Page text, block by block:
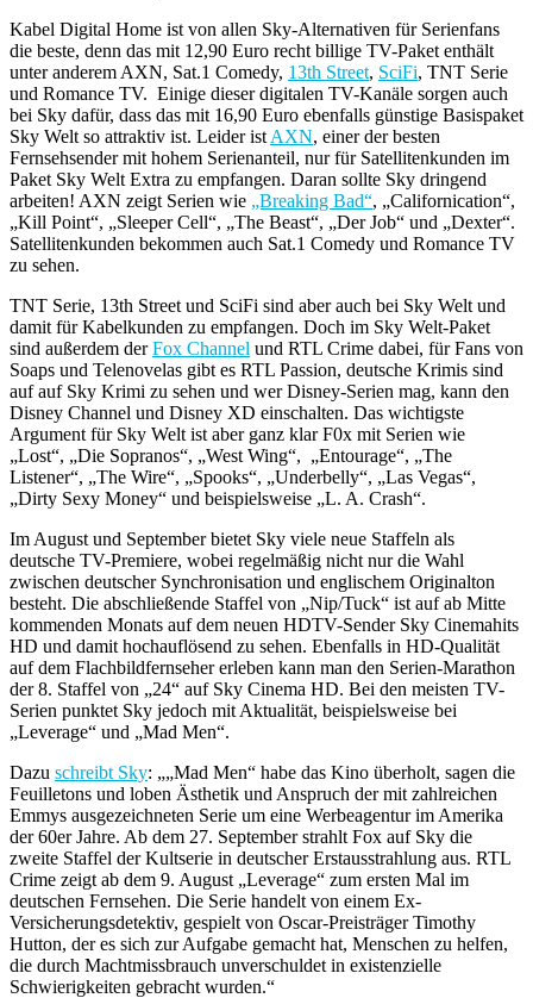
Kabel Digital Home ist von allen Sky-Alternativen für Serienfans
die beste, denn das mit 12,90 Euro recht billige TV-Paket enthält
unter anderem AXN, Sat.1 Comedy, 13th Street, SciFi, TNT Serie
und Romance TV. Einige dieser digitalen TV-Kanäle sorgen auch
bei Sky dafür, dass das mit 16,90 Euro ebenfalls günstige Basispaket
Sky Welt so attraktiv ist. Leider ist AXN, einer der besten
Fernsehsender mit hohem Serienanteil, nur für Satellitenkunden im
Paket Sky Welt Extra zu empfangen. Daran sollte Sky dringend
arbeiten! AXN zeigt Serien wie „Breaking Bad“, „Californication“,
„Kill Point“, „Sleeper Cell“, „The Beast“, „Der Job“ und „Dexter“.
Satellitenkunden bekommen auch Sat.1 Comedy und Romance TV
zu sehen.
TNT Serie, 13th Street und SciFi sind aber auch bei Sky Welt und
damit für Kabelkunden zu empfangen. Doch im Sky Welt-Paket
sind außerdem derFox Channel und RTL Crime dabei, für Fans von
Soaps und Telenovelas gibt es RTL Passion, deutsche Krimis sind
auf auf Sky Krimi zu sehen und wer Disney-Serien mag, kann den
Disney Channel und Disney XD einschalten. Das wichtigste
Argument für Sky Welt ist aber ganz klar F0x mit Serien wie
„Lost“, „Die Sopranos“, „West Wing“, „Entourage“, „The
Listener“, „The Wire“, „Spooks“, „Underbelly“, „Las Vegas“,
„Dirty Sexy Money“ und beispielsweise „L. A. Crash“.
Im August und September bietet Sky viele neue Staffeln als
deutsche TV-Premiere, wobei regelmäßig nicht nur die Wahl
zwischen deutscher Synchronisation und englischem Originalton
besteht. Die abschließende Staffel von „Nip/Tuck“ ist auf ab Mitte
kommenden Monats auf dem neuen HDTV-Sender Sky Cinemahits
HD und damit hochauflösend zu sehen. Ebenfalls in HD-Qualität
auf dem Flachbildfernseher erleben kann man den Serien-Marathon
der 8. Staffel von „24“ auf Sky Cinema HD. Bei den meisten TV-
Serien punktet Sky jedoch mit Aktualität, beispielsweise bei
„Leverage“ und „Mad Men“.
Dazu schreibt Sky: „„Mad Men“ habe das Kino überholt, sagen die
Feuilletons und loben Ästhetik und Anspruch der mit zahlreichen
Emmys ausgezeichneten Serie um eine Werbeagentur im Amerika
der 60er Jahre. Ab dem 27. September strahlt Fox auf Sky die
zweite Staffel der Kultserie in deutscher Erstausstrahlung aus. RTL
Crime zeigt ab dem 9. August „Leverage“ zum ersten Mal im
deutschen Fernsehen. Die Serie handelt von einem Ex-
Versicherungsdetektiv, gespielt von Oscar-Preisträger Timothy
Hutton, der es sich zur Aufgabe gemacht hat, Menschen zu helfen,
die durch Machtmissbrauch unverschuldet in existenzielle
Schwierigkeiten gebracht wurden.“